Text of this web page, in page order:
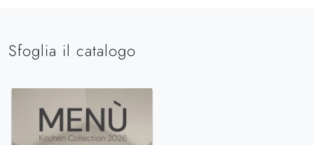
Sfoglia il catalogo